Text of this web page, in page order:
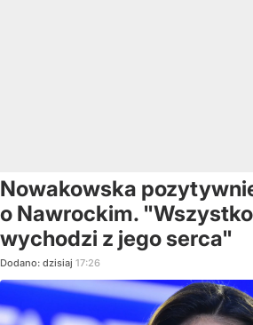
Nowakowska
o Nawrockim.
wychodzi z jego serca"
Dodano: dzisiaj 17:26